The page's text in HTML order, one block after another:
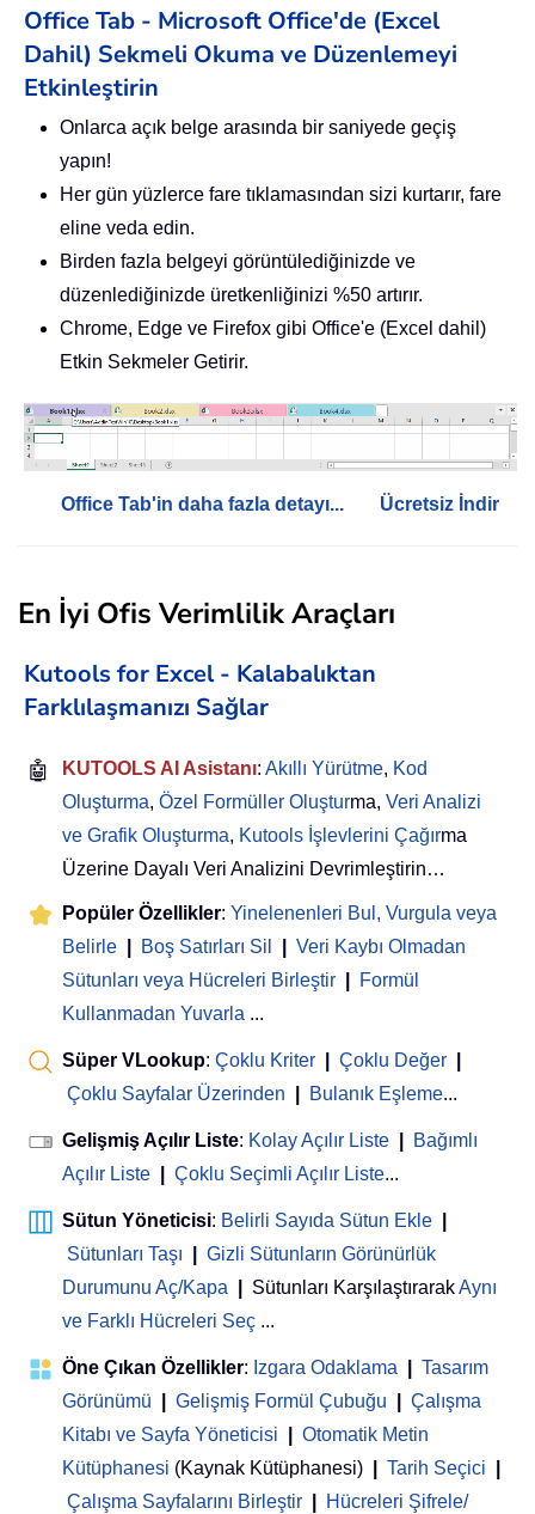
Office Tab - Microsoft Office'de (Excel
Dahil) Sekmeli Okuma ve Düzenlemeyi
Etkinleştirin
Onlarca açık belge arasında bir saniyede geçiş
yapın!
Her gün yüzlerce fare tıklamasından sizi kurtarır, fare
eline veda edin.
Birden fazla belgeyi görüntülediğinizde ve
düzenlediğinizde üretkenliğinizi %50 artırır.
Chrome, Edge ve Firefox gibi Office'e (Excel dahil)
Etkin Sekmeler Getirir.
Office Tab'in daha fazla detayı... Ücretsiz İndir
En İyi Ofis Verimlilik Araçları
Kutools for Excel - Kalabalıktan
Farklılaşmanızı Sağlar
🤖 KUTOOLS AI Asistanı: Akıllı Yürütme, Kod
Oluşturma, Özel Formüller Oluşturma, Veri Analizi
ve Grafik Oluşturma, Kutools İşlevlerini Çağırma
Üzerine Dayalı Veri Analizini Devrimleştirin…
Popüler Özellikler: Yinelenenleri Bul, Vurgula veya
Belirle
Boş Satırları Sil
Veri Kaybı Olmadan
Sütunları veya Hücreleri Birleştir
Formül
Kullanmadan Yuvarla ...
Süper VLookup: Çoklu Kriter Çoklu Değer
Çoklu Sayfalar Üzerinden
Bulanık Eşleme...
Gelişmiş Açılır Liste: Kolay Açılır Liste
Bağımlı
Açılır Liste
Çoklu Seçimli Açılır Liste...
Sütun Yöneticisi: Belirli Sayıda Sütun Ekle
Sütunları Taşı
Gizli Sütunların Görünürlük
Durumunu Aç/Kapa
Sütunları KarşılaştırarakAynı
ve Farklı Hücreleri Seç ...
Öne Çıkan Özellikler: Izgara Odaklama
Tasarım
Görünümü
Gelişmiş Formül Çubuğu
Çalışma
Kitabı ve Sayfa Yöneticisi
Otomatik Metin
Kütüphanesi (Kaynak Kütüphanesi) Tarih Seçici
Çalışma Sayfalarını Birleştir
Hücreleri Şifrele/